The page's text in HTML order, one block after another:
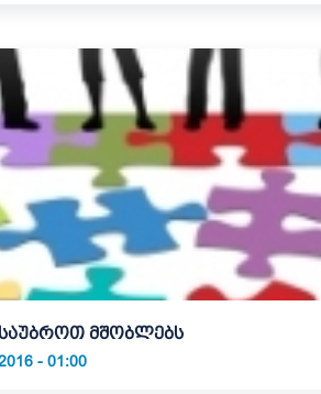
მშობლებს
- 01:00